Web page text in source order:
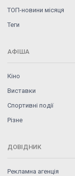
ТОП-новини місяця
Теги
АФІША
Кіно
Виставки
Спортивні події
Різне
ДОВІДНИК
Рекламна агенція